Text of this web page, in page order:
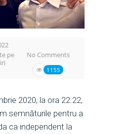
pe
No Comments
1155
2020, la ora 22:22,
semnăturile pentru a
ca independent la